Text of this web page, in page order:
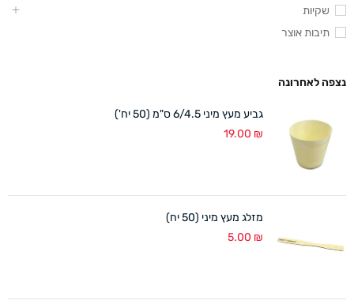
שקיות
תיבות אוצר
נצפה לאחרונה
גביע מעץ מיני 6/4.5 ס"מ (50 יח')
19.00 ₪
מזלג מעץ מיני (50 יח)
5.00 ₪